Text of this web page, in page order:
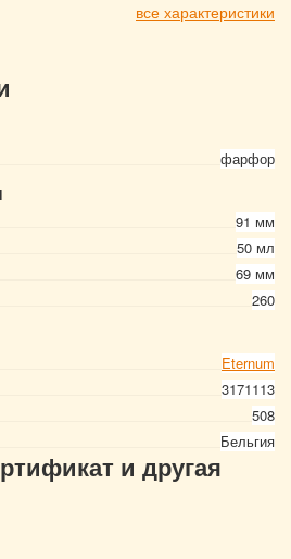
все характеристики
фарфор
91 мм
50 мл
69 мм
260
Eternum
3171113
508
Бельгия
и другая